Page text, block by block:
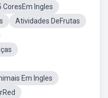
CoresEm Ingles
Atividades DeFrutas
Em Ingles